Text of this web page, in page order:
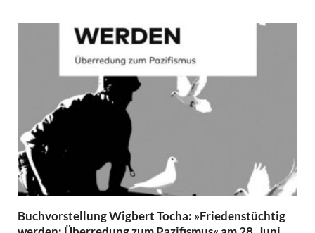
Buchvorstellung Wigbert Tocha: »Friedenstüchtig